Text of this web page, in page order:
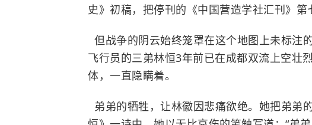
史》初稿，把停刊的《中国营造学社汇刊》第
但战争的阴云始终笼罩在这个地图上未标注
飞行员的三弟林恒3年前已在成都双流上空壮
体，一直隐瞒着。
弟弟的牺牲，让林徽因悲痛欲绝。她把弟弟